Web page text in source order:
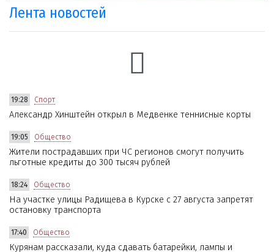
Лента новостей
19:28 Спорт
Александр Хинштейн открыл в Медвенке теннисные корты
19:05 Общество
Жители пострадавших при ЧС регионов смогут получить
льготные кредиты до 300 тысяч рублей
18:24 Общество
На участке улицы Радищева в Курске с 27 августа запретят
остановку транспорта
17:40 Общество
Курянам рассказали, куда сдавать батарейки, лампы и